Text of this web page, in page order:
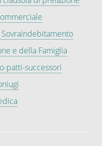
e della Famiglia
patti-successori